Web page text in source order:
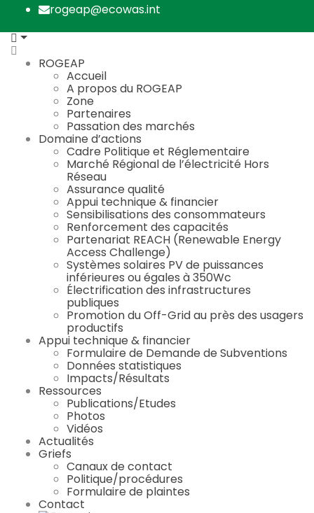
rogeap@ecowas.int
ROGEAP
Accueil
A propos du ROGEAP
Zone
Partenaires
Passation des marchés
Domaine d’actions
Cadre Politique et Réglementaire
Marché Régional de l’électricité Hors
Réseau
Assurance qualité
Appui technique & financier
Sensibilisations des consommateurs
Renforcement des capacités
Partenariat REACH (Renewable Energy
Access Challenge)
Systèmes solaires PV de puissances
inférieures ou égales à 350Wc
Électrification des infrastructures
publiques
Promotion du Off-Grid au près des usagers
productifs
Appui technique & financier
Formulaire de Demande de Subventions
Données statistiques
Impacts/Résultats
Ressources
Publications/Etudes
Photos
Vidéos
Actualités
Griefs
Canaux de contact
Politique/procédures
Formulaire de plaintes
Contact